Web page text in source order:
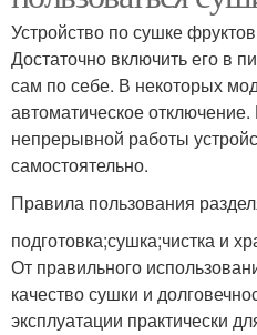
Устройство по сушке
Достаточно включить его в
сам по себе. В некоторых
автоматическое
непрерывной работы
самостоятельно.
Правила пользования
подготовка;сушка;чистка и
От правильного
качество сушки и
эксплуатации практически